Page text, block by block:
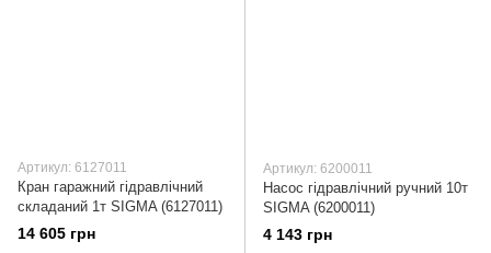
Артикул: 6127011
Кран гаражний гідравлічний
складаний 1т SIGMA (6127011)
14 605 грн
Артикул: 6200011
Насос гідравлічний ручний 10т
SIGMA (6200011)
4 143 грн